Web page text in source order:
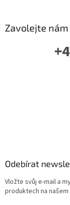
Zavolejte nám
Odebírat
Vložte svůj e-mail a
produktech na našem